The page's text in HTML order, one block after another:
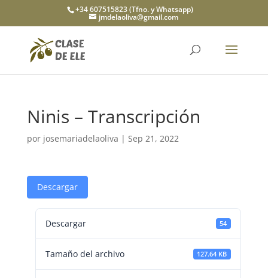
+34 607515823 (Tfno. y Whatsapp)
jmdelaoliva@gmail.com
Ninis – Transcripción
por josemariadelaoliva | Sep 21, 2022
Descargar
Descargar 54
Tamaño del archivo 127.64 KB